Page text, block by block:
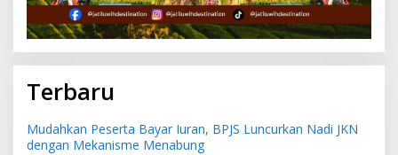
Terbaru
Mudahkan Peserta Bayar Iuran, BPJS Luncurkan Nadi JKN
dengan Mekanisme Menabung